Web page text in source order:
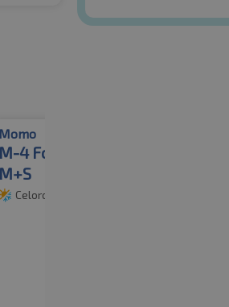
Momo
M-4 FourSeason 3PMSF
M+S
Celoročné pneumatiky